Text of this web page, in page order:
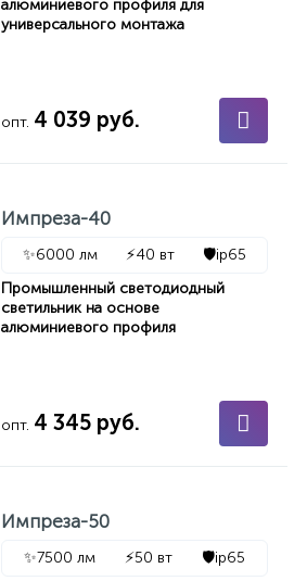
алюминиевого профиля для
универсального монтажа
опт. 4 039 руб.
Импреза-40
✨6000 лм ⚡40 вт 🛡️ip65
Промышленный светодиодный
светильник на основе
алюминиевого профиля
опт. 4 345 руб.
Импреза-50
✨7500 лм ⚡50 вт 🛡️ip65